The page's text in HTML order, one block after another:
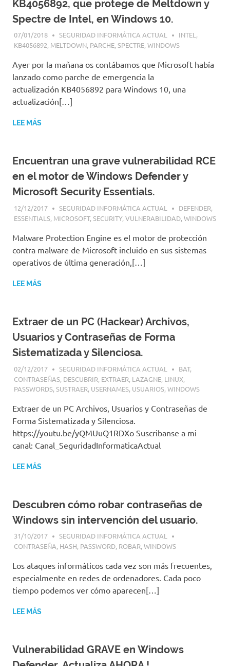
KB4056892, que protege de Meltdown y
Spectre de Intel, en Windows 10.
07/01/2018 SEGURIDAD INFORMÁTICA ACTUAL INTEL ,
KB4056892, MELTDOWN, PARCHE,SPECTRE,WINDOWS
Ayer por la mañana os contábamos que Microsoft había
lanzado como parche de emergencia la
actualización KB4056892 para Windows 10, una
actualización[…]
LEE MÁS
Encuentran una grave vulnerabilidad RCE
en el motor de Windows Defender y
Microsoft Security Essentials.
12/12/2017 SEGURIDAD INFORMÁTICA ACTUAL DEFENDER,
ESSENTIALS, MICROSOFT,SECURITY,VULNERABILIDAD,WINDOWS
Malware Protection Engine es el motor de protección
contra malware de Microsoft incluido en sus sistemas
operativos de última generación,[…]
LEE MÁS
Extraer de un PC (Hackear) Archivos,
Usuarios y Contraseñas de Forma
Sistematizada y Silenciosa.
02/12/2017 SEGURIDAD INFORMÁTICA ACTUAL BAT,
CONTRASEÑAS, DESCUBRIR, EXTRAER, LAZAGNE, LINUX,
PASSWORDS,SUSTRAER, USERNAMES, USUARIOS,WINDOWS
Extraer de un PC Archivos, Usuarios y Contraseñas de
Forma Sistematizada y Silenciosa.
https://youtu.be/yQMUuQ1RDXo Suscribanse a mi
canal: Canal_SeguridadInformaticaActual
LEE MÁS
Descubren cómo robar contraseñas de
Windows sin intervención del usuario.
31/10/2017
SEGURIDAD INFORMÁTICA ACTUAL
CONTRASEÑA, HASH, PASSWORD, ROBAR,WINDOWS
Los ataques informáticos cada vez son más frecuentes,
especialmente en redes de ordenadores. Cada poco
tiempo podemos ver cómo aparecen[…]
LEE MÁS
Vulnerabilidad GRAVE en Windows